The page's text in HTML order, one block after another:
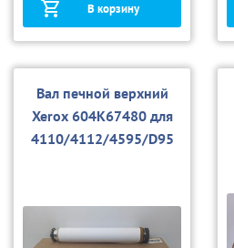
В корзину
Вал печной верхний
Xerox 604K67480 для
4110/4112/4595/D95